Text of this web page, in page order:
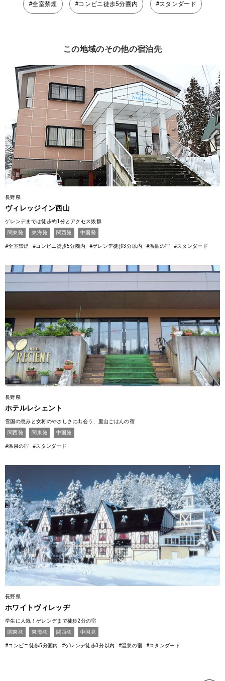
#全室禁煙 #コンビニ徒歩5分圏内 #スタンダード
この地域のその他の宿泊先
長野県
ヴィレッジイン西山
ゲレンデまでは徒歩約1分とアクセス抜群
関東発
東海発 関西発 中国発
#全室禁煙 #コンビニ徒歩5分圏内 #ゲレンデ徒歩3分以内 #温泉の宿 #スタンダード
長野県
ホテルレシェント
雪国の恵みと女将のやさしさに出会う、里山ごはんの宿
関西発
関東発 中国発
#温泉の宿 #スタンダード
長野県
ホワイトヴィレッヂ
学生に人気！ゲレンデまで徒歩2分の宿
関東発
東海発 関西発 中国発
#コンビニ徒歩5分圏内 #ゲレンデ徒歩3分以内 #温泉の宿 #スタンダード